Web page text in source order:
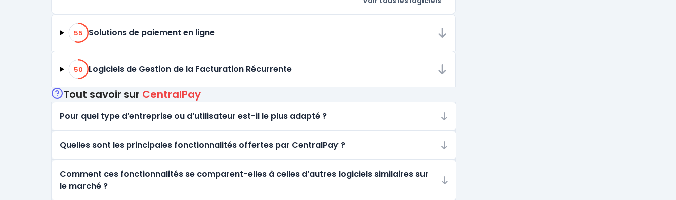
55% de compatibilité
55 Solutions de paiement en ligne
50% de compatibilité
50 Logiciels de Gestion de la Facturation Récurrente
Tout savoir sur CentralPay
Pour quel type d’entreprise ou d’utilisateur est-il le plus adapté ?
Quelles sont les principales fonctionnalités offertes par CentralPay ?
Comment ces fonctionnalités se comparent-elles à celles d’autres logiciels similaires sur
le marché ?